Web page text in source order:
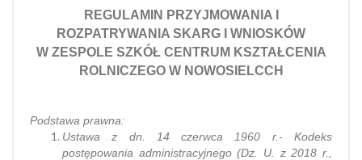
REGULAMIN PRZYJMOWANIA I
ROZPATRYWANIA SKARG I WNIOSKÓW
W ZESPOLE SZKÓŁ CENTRUM KSZTAŁCENIA
ROLNICZEGO W NOWOSIELCCH
Podstawa prawna:
Ustawa z dn. 14 czerwca 1960 r.- Kodeks
postępowania administracyjnego (Dz. U. z 2018 r.,